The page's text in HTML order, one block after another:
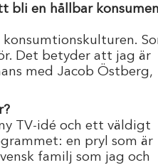
bli en hållbar
Det betyder att jag är
med Jacob Östberg,
TV-idé och ett väldigt
en pryl som är
familj som jag och